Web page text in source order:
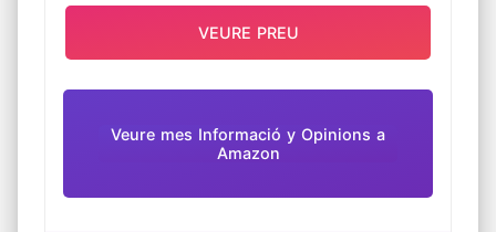
Veure mes Informació y Opinions a
Amazon
VEURE PREU